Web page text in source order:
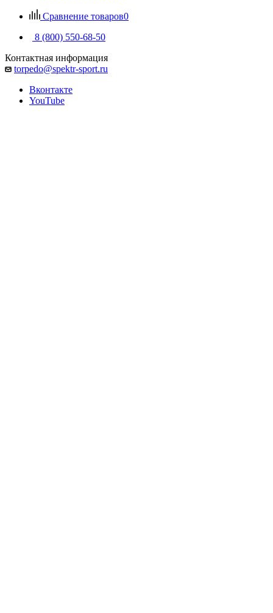
Сравнение товаров0
8 (800) 550-68-50
Контактная информация
torpedo@spektr-sport.ru
Вконтакте
YouTube